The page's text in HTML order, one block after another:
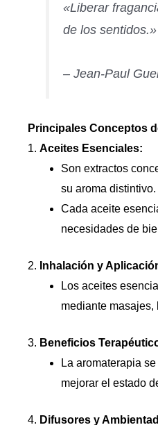
«Liberar
de los sentidos.»
– Jean-Paul
Principales Conceptos
1. Aceites Esenciales:
Son extractos
su aroma distintivo.
Cada aceite
necesidades de
2. Inhalación y
Los aceites
mediante masajes,
3. Beneficios
La aromaterapia
mejorar el estado
4. Difusores y